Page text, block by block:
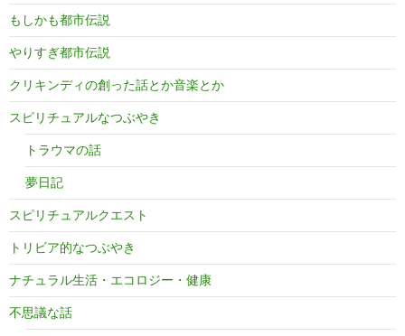
もしかも都市伝説
やりすぎ都市伝説
クリキンディの創った話とか音楽とか
スピリチュアルなつぶやき
トラウマの話
夢日記
スピリチュアルクエスト
トリビア的なつぶやき
ナチュラル生活・エコロジー・健康
不思議な話